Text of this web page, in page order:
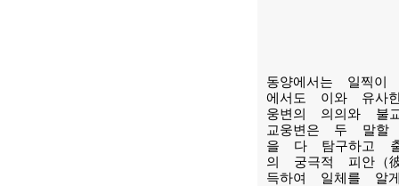
동양에서는 일찍
에서도 이와 유사
웅변의 의의와 불
교웅변은 두 말할
을 다 탐구하고
의 궁극적 피안（
득하여 일체를 알